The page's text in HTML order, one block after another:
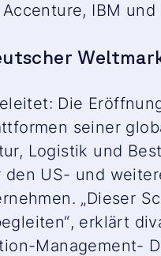
IBM
Die
seiner
Logistik und
US- und
„Dieser
, erklärt
Management-